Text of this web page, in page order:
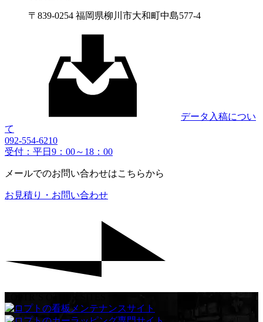
〒839-0254 福岡県柳川市大和町中島577-4
データ入稿につい
て
092-554-6210
受付：平日9：00～18：00
メールでのお問い合わせはこちらから
お見積り・お問い合わせ